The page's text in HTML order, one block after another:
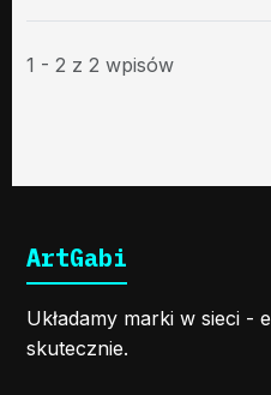
1 - 2 z 2 wpisów
ArtGabi
Układamy marki w sieci -
skutecznie.